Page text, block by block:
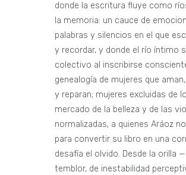
donde la escritura fluye como
la memoria: un cauce de
palabras y silencios en el que
y recordar, y donde el río íntimo
colectivo al inscribirse
genealogía de mujeres que
y reparan; mujeres excluidas de
mercado de la belleza y de las
normalizadas, a quienes Aráoz
para convertir su libro en una
desafía el olvido. Desde la orilla
temblor, de inestabilidad